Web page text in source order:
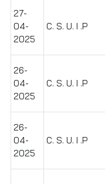
27-
04-
2025
C. S. U. I .P
26-
04-
2025
C. S. U. I .P
26-
04-
2025
C. S. U. I .P